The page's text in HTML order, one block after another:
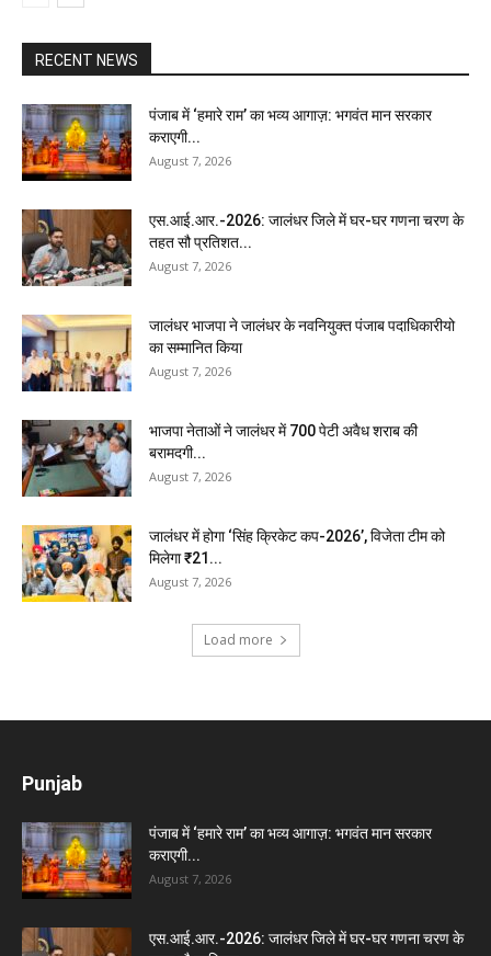
RECENT NEWS
पंजाब में ‘हमारे राम’ का भव्य आगाज़: भगवंत मान सरकार
कराएगी...
August 7, 2026
एस.आई.आर.-2026: जालंधर जिले में घर-घर गणना चरण के
तहत सौ प्रतिशत...
August 7, 2026
जालंधर भाजपा ने जालंधर के नवनियुक्त पंजाब पदाधिकारीयो
का सम्मानित किया
August 7, 2026
भाजपा नेताओं ने जालंधर में 700 पेटी अवैध शराब की
बरामदगी...
August 7, 2026
जालंधर में होगा ‘सिंह क्रिकेट कप-2026’, विजेता टीम को
मिलेगा ₹21...
August 7, 2026
Load more
Punjab
पंजाब में ‘हमारे राम’ का भव्य आगाज़: भगवंत मान सरकार
कराएगी...
August 7, 2026
एस.आई.आर.-2026: जालंधर जिले में घर-घर गणना चरण के